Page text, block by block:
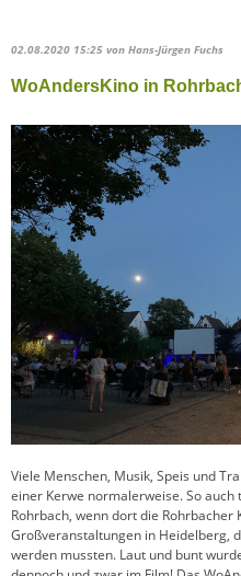
02.08.2020 15:25 von Hans-Jürgen Fuchs
WoAndersKino in
Viele Menschen, Musik, Speis und
einer Kerwe normalerweise. So
Rohrbach, wenn dort die
Großveranstaltungen in Heidelberg,
werden mussten. Laut und bunt